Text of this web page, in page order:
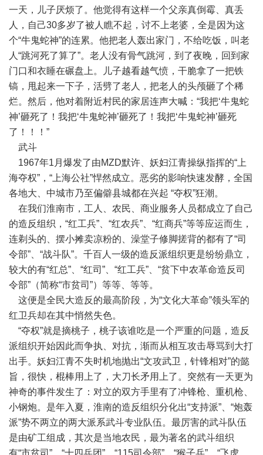
一天，儿子厌烦了。他觉得有这样一个父亲真倒霉、真丢
人，自己30多岁了被人瞧不起，讨不上老婆，全是因为这
个“牛鬼蛇神”的连累。他把老人轰出家门，不给吃饭，叫老
人“跳河死了算了”。老人没有骨气跳河，到了夜晚，回到家
门口和衣睡在碾盘上。儿子越看越气愤，干脆拿了一把铁
镐，甩起来一下子，活劈了老人，把老人的头颅砸了个稀
烂。然后，他对着附近村民的家居连声大喊：“我把‘牛鬼蛇
神’砸死了！我把‘牛鬼蛇神’砸死了！我把‘牛鬼蛇神’砸死
了！！！”
武斗
1967年1月爆发了由MZD默许、妖妇江青操纵指挥的“上
海夺权”，“上海公社”悍然成立。恶劣的影响快速发酵，全国
各地大、中城市乃至偏僻县城都在兴起 “夺权”狂潮。
在我们淮南市，工人、农民、商业服务人员都成立了自己
的造反组织，“红工兵”、“红农兵”、“红商兵”等等应运而生，
连剃头的、摆小摊卖凉粉的、澡堂子修脚搓背的都有了“司
令部”、“战斗队”。千百人一级的造反派组织更是纷纷鼎立，
较大的有“红总”、“红司”、“红工兵”、“贫下中农革命造反司
令部”（简称“市贫司”）等等、等等。
这便是全民大造反的最高阶段，为“文化大革命”领头军的
红卫兵却在其中悄然失色。
“夺权”就是摘桃子，桃子该谁吃是一个严重的问题，造反
派组织开始因此而争执、对抗，渐而从相互攻击辱骂到大打
出手。妖妇江青不失时机地抛出“文攻武卫，针锋相对”的懿
旨，很快，棍棒用上了，大刀长矛用上了。突然有一天更为
神奇的事件发生了：对立的双方手里有了冲锋枪、重机枪、
小钢炮。是年入夏，淮南的造反组织分化出“支持派”、“炮轰
派”势不两立的两大派系武斗专业队伍。最厉害的武斗队伍
是由矿工组成，其次是当地农民，最为著名的武斗组织
有“市贫司”、“十四兵团”、“115司令部”、“猴子兵”、“飞虎